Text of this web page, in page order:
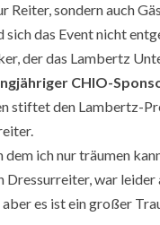
Reiter, sondern auch
sich das Event nicht
der das Lambertz
CHIO-
stiftet den Lambertz-
dem ich nur träumen
Dressurreiter, war leider
es ist ein großer